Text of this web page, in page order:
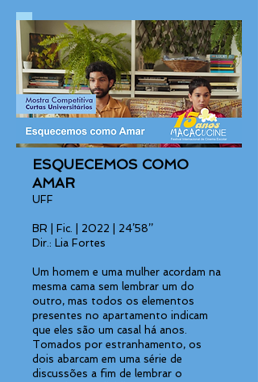
ESQUECEMOS COMO
AMAR
UFF
BR | Fic. | 2022 | 24’58’’
Dir.: Lia Fortes
Um homem e uma mulher acordam na
mesma cama sem lembrar um do
outro, mas todos os elementos
presentes no apartamento indicam
que eles são um casal há anos.
Tomados por estranhamento, os
dois abarcam em uma série de
discussões a fim de lembrar o